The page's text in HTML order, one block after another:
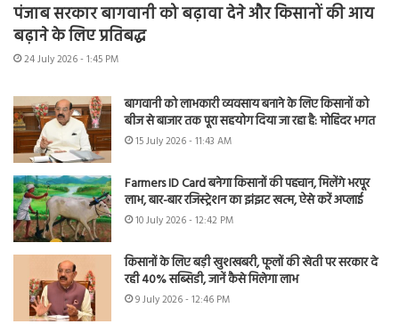
पंजाब सरकार बागवानी को बढ़ावा देने और किसानों की आय
बढ़ाने के लिए प्रतिबद्ध
24 July 2026 - 1:45 PM
बागवानी को लाभकारी व्यवसाय बनाने के लिए किसानों को
बीज से बाजार तक पूरा सहयोग दिया जा रहा है: मोहिंदर भगत
15 July 2026 - 11:43 AM
Farmers ID Card बनेगा किसानों की पहचान, मिलेंगे भरपूर
लाभ, बार-बार रजिस्ट्रेशन का झंझट खत्म, ऐसे करें अप्लाई
10 July 2026 - 12:42 PM
किसानों के लिए बड़ी खुशखबरी, फूलों की खेती पर सरकार दे
रही 40% सब्सिडी, जानें कैसे मिलेगा लाभ
9 July 2026 - 12:46 PM